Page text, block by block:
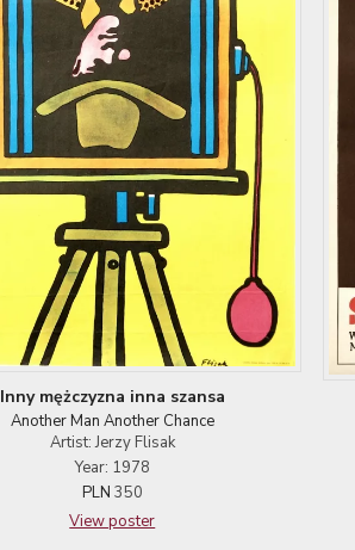
Inny mężczyzna inna szansa
Another Man Another Chance
Artist: Jerzy Flisak
Year: 1978
PLN 350
View poster